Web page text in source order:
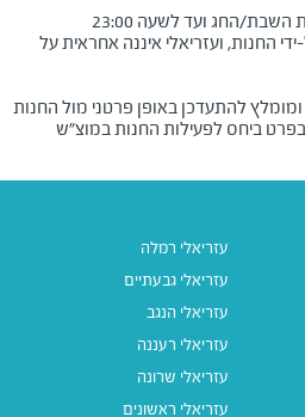
החג ועד לשעה 23:00
החנות, ועזריאלי איננה אחראית על
להתעדכן באופן פרטני מול החנות
ביחס לפעילות החנות במוצ"ש
עזריאלי רמלה
עזריאלי גבעתיים
עזריאלי הנגב
עזריאלי רעננה
עזריאלי שרונה
עזריאלי ראשונים